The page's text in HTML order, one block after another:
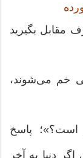
مقابل بگیرید
خم می‌شوند،
پاسخ
دنیا به آخر